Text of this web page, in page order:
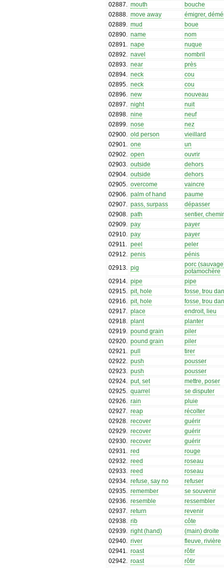
02887
mouth
bouche
02888
move away
émigrer,
02889
mud
boue
02890
name
nom
02891
nape
nuque
02892
navel
nombril
02893
near
près
02894
neck
cou
02895
neck
cou
02896
new
nouveau
02897
night
nuit
02898
nine
neuf
02899
nose
nez
02900
old person
vieillard
02901
one
un
02902
open
ouvrir
02903
outside
dehors
02904
outside
dehors
02905
overcome
vaincre
02906
palm of hand
paume
02907
pass, surpass
dépasser
02908
path
sentier,
02909
pay
payer
02910
pay
payer
02911
peel
peler
02912
penis
pénis
02913
pig
porc
potamochère
02914
pipe
pipe
02915
pit, hole
fosse, trou
02916
pit, hole
fosse, trou
02917
place
endroit, lieu
02918
plant
planter
02919
pound grain
piler
02920
pound grain
piler
02921
pull
tirer
02922
push
pousser
02923
push
pousser
02924
put, set
mettre, poser
02925
quarrel
se disputer
02926
rain
pluie
02927
reap
récolter
02928
recover
guérir
02929
recover
guérir
02930
recover
guérir
02931
red
rouge
02932
reed
roseau
02933
reed
roseau
02934
refuse, say no
refuser
02935
remember
se souvenir
02936
resemble
ressembler
02937
return
revenir
02938
rib
côte
02939
right (hand)
(main) droite
02940
river
fleuve, rivière
02941
roast
rôtir
02942
roast
rôtir